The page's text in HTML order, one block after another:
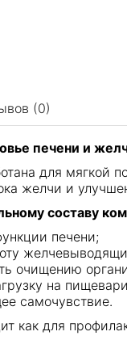
(0)
печени и
для мягкой
желчи и
составу
печени;
очищению
на
самочувствие.
как для